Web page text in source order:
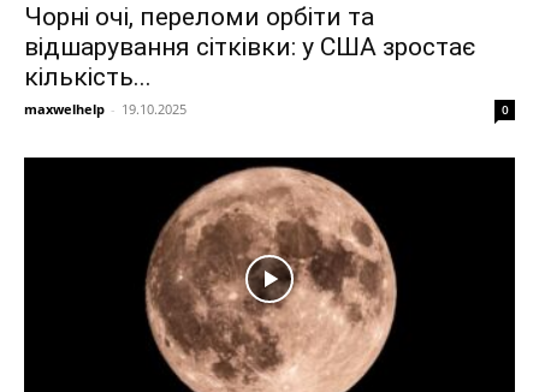
Чорні очі, переломи орбіти та
відшарування сітківки: у США зростає
кількість...
maxwelhelp - 19.10.2025 0